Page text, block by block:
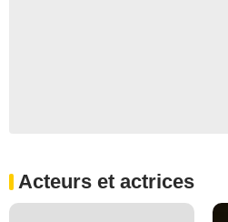
Acteurs et actrices